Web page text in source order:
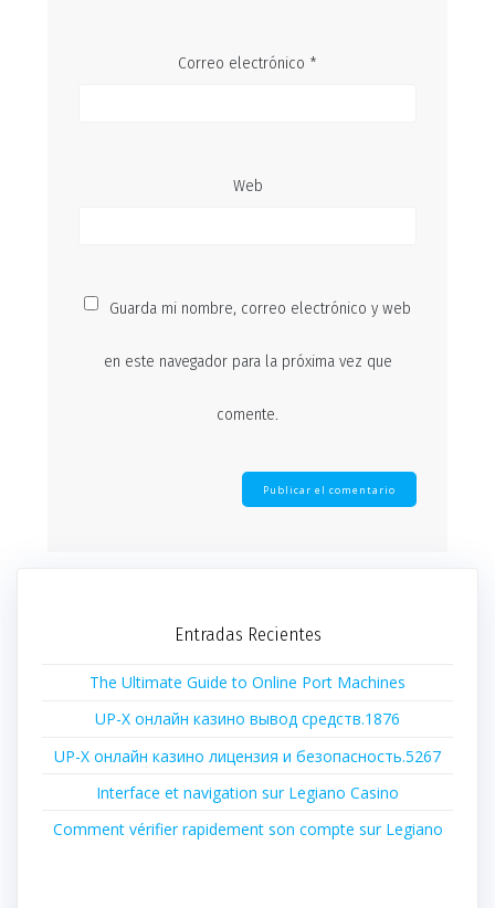
Correo electrónico *
Web
Guarda mi nombre, correo electrónico y web
en este navegador para la próxima vez que
comente.
Entradas Recientes
The Ultimate Guide to Online Port Machines
UP-X онлайн казино вывод средств.1876
UP-X онлайн казино лицензия и безопасность.5267
Interface et navigation sur Legiano Casino
Comment vérifier rapidement son compte sur Legiano